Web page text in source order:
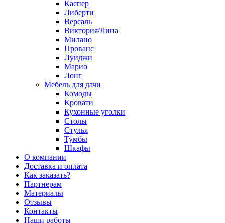
Каспер
Либерти
Версаль
Виктория/Лина
Милано
Прованс
Луиджи
Марио
Лонг
Мебель для дачи
Комоды
Кровати
Кухонные уголки
Столы
Стулья
Тумбы
Шкафы
О компании
Доставка и оплата
Как заказать?
Партнерам
Материалы
Отзывы
Контакты
Наши работы